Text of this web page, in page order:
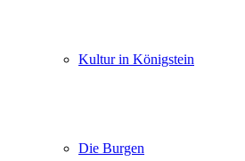
Kultur in Königstein
Die Burgen